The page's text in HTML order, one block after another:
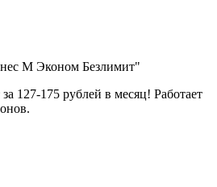
M Эконом Безлимит"
127-175 рублей в месяц! Работает